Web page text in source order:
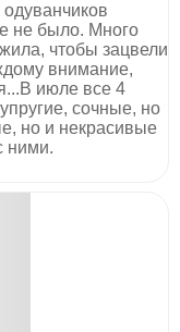
не было. Много
чтобы зацвели
внимание,
июле все 4
сочные, но
но и некрасивые
ними.